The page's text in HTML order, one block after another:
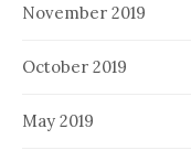
November 2019
October 2019
May 2019